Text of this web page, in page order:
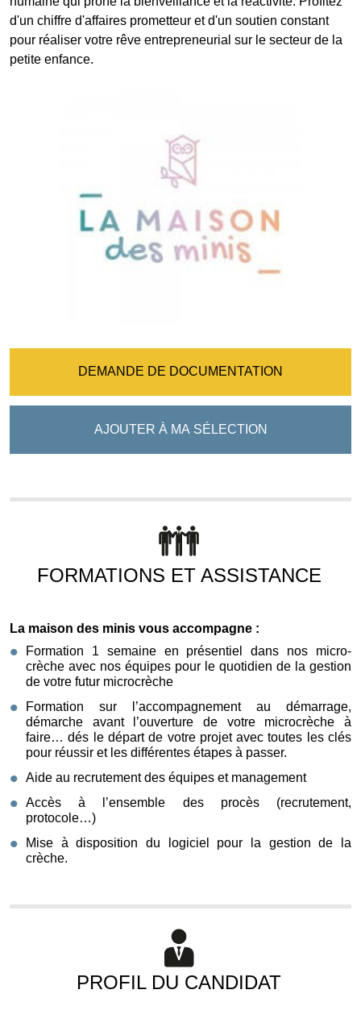
d'un chiffre d'affaires prometteur et d'un soutien constant
pour réaliser votre rêve entrepreneurial sur le secteur de la
petite enfance.
DEMANDE DE DOCUMENTATION
AJOUTER À MA SÉLECTION
FORMATIONS ET ASSISTANCE
La maison des minis vous accompagne :
Formation 1 semaine en présentiel dans nos micro-
crèche avec nos équipes pour le quotidien de la gestion
de votre futur microcrèche
Formation sur l’accompagnement au démarrage,
démarche avant l’ouverture de votre microcrèche à
faire… dés le départ de votre projet avec toutes les clés
pour réussir et les différentes étapes à passer.
Aide au recrutement des équipes et management
Accès à l’ensemble des procès (recrutement,
protocole…)
Mise à disposition du logiciel pour la gestion de la
crèche.
PROFIL DU CANDIDAT